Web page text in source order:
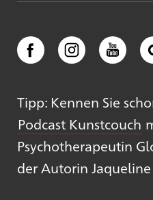
Tipp: Kennen Sie
Podcast Kunstcouch
Psychotherapeutin
der Autorin Jaqueline